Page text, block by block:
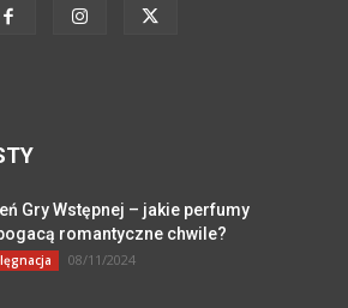
Gry Wstępnej – jakie perfumy
romantyczne chwile?
08/11/2024